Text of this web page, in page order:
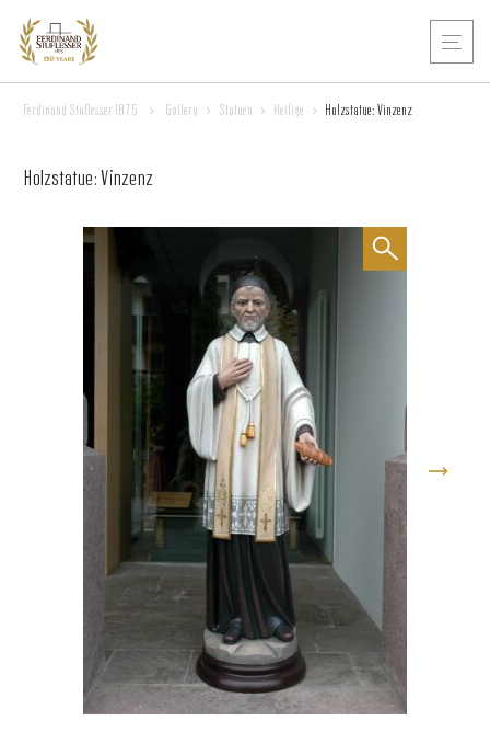
Ferdinand Stuflesser 1875 > Gallery > Statuen > Heilige > Holzstatue: Vinzenz
Holzstatue: Vinzenz